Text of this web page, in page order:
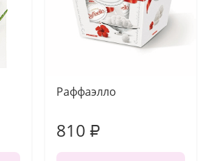
Раффаэлло
810 ₽